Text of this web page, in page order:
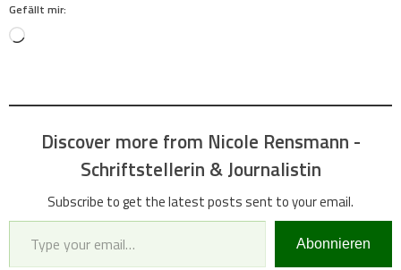
Gefällt mir:
Loading…
Discover more from Nicole Rensmann -
Schriftstellerin & Journalistin
Subscribe to get the latest posts sent to your email.
Type your email…
Abonnieren